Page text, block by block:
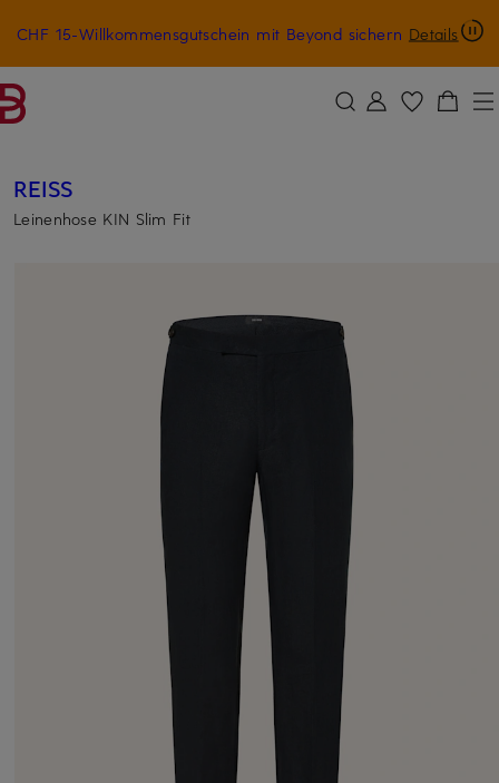
ZUM HAUPTINHALT ÜBERSPRINGEN ZUM SUCHFELD ÜBERSPRINGEN
CHF 15-Willkommensgutschein mit Beyond sichern Details
REISS
Leinenhose KIN Slim Fit